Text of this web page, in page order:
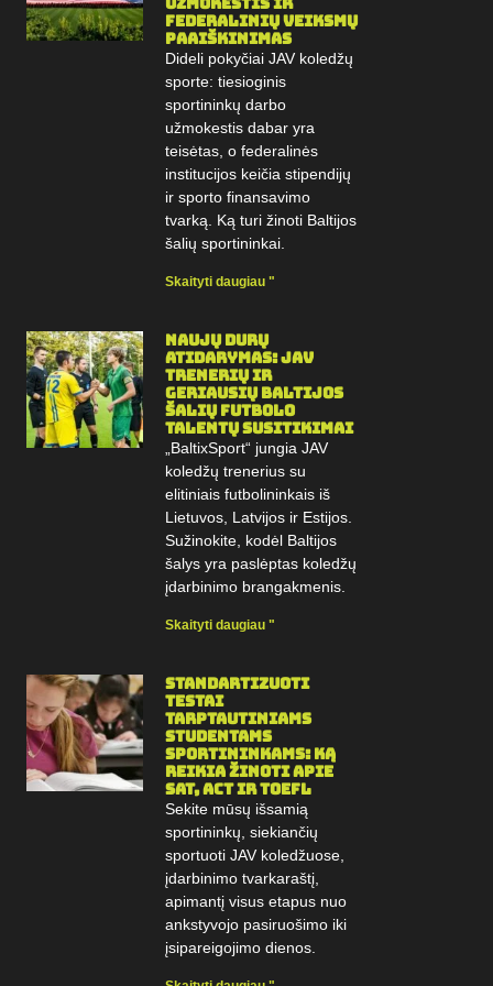
l
.
federalinių veiksmų
paaiškinimas
Dideli pokyčiai JAV koledžų
sporte: tiesioginis
sportininkų darbo
užmokestis dabar yra
teisėtas, o federalinės
institucijos keičia stipendijų
ir sporto finansavimo
tvarką. Ką turi žinoti Baltijos
šalių sportininkai.
Skaityti daugiau "
Naujų durų
atidarymas: JAV
trenerių ir
geriausių Baltijos
šalių futbolo
talentų susitikimai
„BaltixSport“ jungia JAV
koledžų trenerius su
elitiniais futbolininkais iš
Lietuvos, Latvijos ir Estijos.
Sužinokite, kodėl Baltijos
šalys yra paslėptas koledžų
įdarbinimo brangakmenis.
Skaityti daugiau "
Standartizuoti
testai
tarptautiniams
studentams
sportininkams: Ką
reikia žinoti apie
SAT, ACT ir TOEFL
Sekite mūsų išsamią
sportininkų, siekiančių
sportuoti JAV koledžuose,
įdarbinimo tvarkaraštį,
apimantį visus etapus nuo
ankstyvojo pasiruošimo iki
įsipareigojimo dienos.